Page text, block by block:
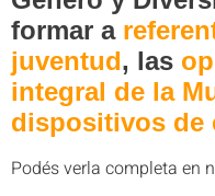
formar a
juventud, las
integral de la
dispositivos de
Podés verla completa en